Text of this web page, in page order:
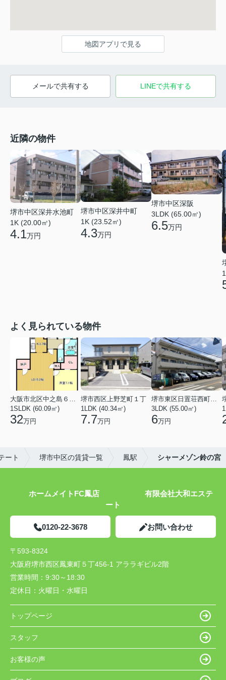
地図アプリで見る
メールで共有する LINEで共有する
近隣の物件
堺市中区深井水池町
1K (20.00㎡)
4.1万円
堺市中区深井中町
1K (23.52㎡)
4.3万円
堺市中区深阪
3LDK (65.00㎡)
6.5万円
よく見られている物件
大阪市北区中之島６丁目
1SLDK (60.09㎡)
32万円
堺市西区上野芝町１丁
1LDK (40.34㎡)
7.7万円
堺市東区日置荘西町７丁
3LDK (55.00㎡)
6万円
ート 堺市中区の賃貸一覧 鳳駅 シャーメゾン鈴の宮
ホームメイトFC鳳店 有限会社大和エステ
ート
0120-22-3678 お問い合わせ
〒593-8324
大阪府堺市西区鳳東町５丁456-1 アララギビル2階
営業時間： 9:30～18:30
定休日： 火曜日・水曜日
トップページ
スタッフ
お客様の声